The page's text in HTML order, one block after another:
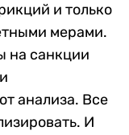
и только
мерами.
на санкции
анализа. Все
И